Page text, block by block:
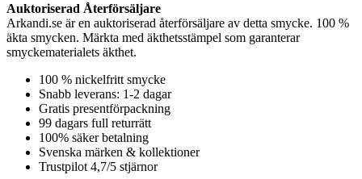
Auktoriserad Återförsäljare
Arkandi.se är en auktoriserad återförsäljare av detta smycke. 100 %
äkta smycken. Märkta med äkthetsstämpel som garanterar
smyckematerialets äkthet.
100 % nickelfritt smycke
Snabb leverans: 1-2 dagar
Gratis presentförpackning
99 dagars full returrätt
100% säker betalning
Svenska märken & kollektioner
Trustpilot 4,7/5 stjärnor